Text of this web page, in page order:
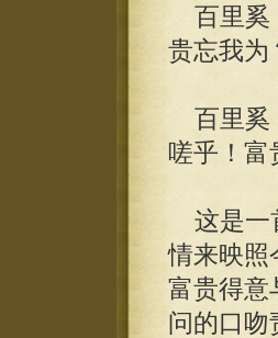
百里奚
贵忘我为
百里奚
嗟乎！富
这是一
情来映照
富贵得意
问的口吻